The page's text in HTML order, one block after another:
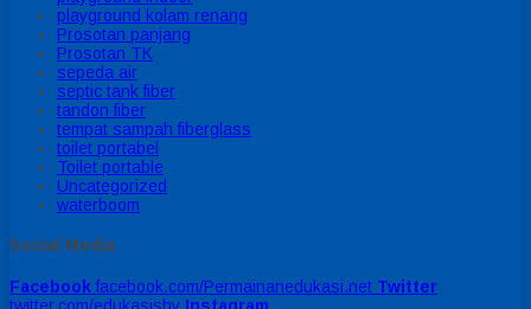
playground kolam renang
Prosotan panjang
Prosotan TK
sepeda air
septic tank fiber
tandon fiber
tempat sampah fiberglass
toilet portabel
Toilet portable
Uncategorized
waterboom
Social Media
Facebook facebook.com/Permainanedukasi.net Twitter